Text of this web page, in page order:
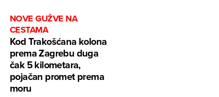
NOVE GUŽVE NA
CESTAMA
Kod Trakošćana kolona
prema Zagrebu duga
čak 5 kilometara,
pojačan promet prema
moru